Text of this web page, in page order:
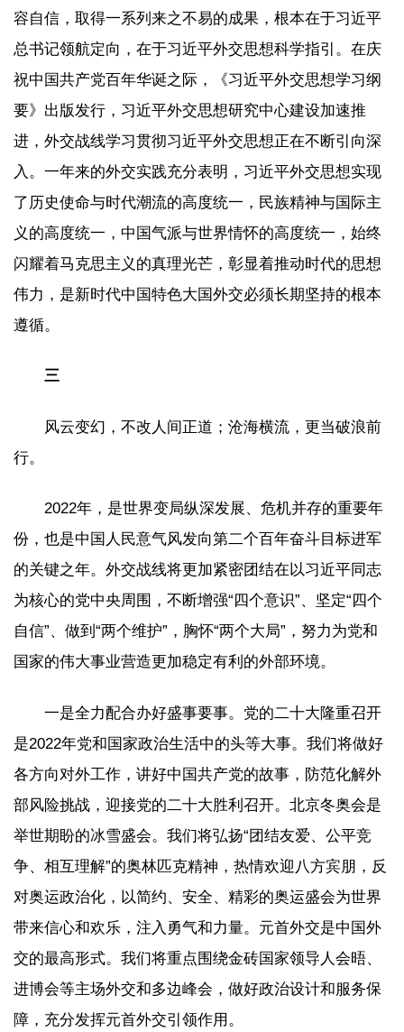
容自信，取得一系列来之不易的成果，根本在于习近平
总书记领航定向，在于习近平外交思想科学指引。在庆
祝中国共产党百年华诞之际，《习近平外交思想学习纲
要》出版发行，习近平外交思想研究中心建设加速推
进，外交战线学习贯彻习近平外交思想正在不断引向深
入。一年来的外交实践充分表明，习近平外交思想实现
了历史使命与时代潮流的高度统一，民族精神与国际主
义的高度统一，中国气派与世界情怀的高度统一，始终
闪耀着马克思主义的真理光芒，彰显着推动时代的思想
伟力，是新时代中国特色大国外交必须长期坚持的根本
遵循。
三
风云变幻，不改人间正道；沧海横流，更当破浪前
行。
2022年，是世界变局纵深发展、危机并存的重要年
份，也是中国人民意气风发向第二个百年奋斗目标进军
的关键之年。外交战线将更加紧密团结在以习近平同志
为核心的党中央周围，不断增强“四个意识”、坚定“四个
自信”、做到“两个维护”，胸怀“两个大局”，努力为党和
国家的伟大事业营造更加稳定有利的外部环境。
一是全力配合办好盛事要事。党的二十大隆重召开
是2022年党和国家政治生活中的头等大事。我们将做好
各方向对外工作，讲好中国共产党的故事，防范化解外
部风险挑战，迎接党的二十大胜利召开。北京冬奥会是
举世期盼的冰雪盛会。我们将弘扬“团结友爱、公平竞
争、相互理解”的奥林匹克精神，热情欢迎八方宾朋，反
对奥运政治化，以简约、安全、精彩的奥运盛会为世界
带来信心和欢乐，注入勇气和力量。元首外交是中国外
交的最高形式。我们将重点围绕金砖国家领导人会晤、
进博会等主场外交和多边峰会，做好政治设计和服务保
障，充分发挥元首外交引领作用。